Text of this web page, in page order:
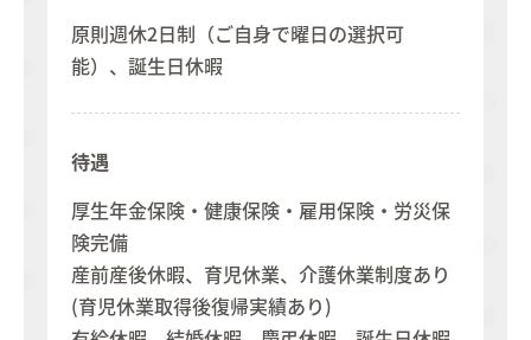
原則週休2日制（ご自身で曜日の選択可
能）、誕生日休暇
待遇
厚生年金保険・健康保険・雇用保険・労災保
険完備
産前産後休暇、育児休業、介護休業制度あり
(育児休業取得後復帰実績あり)